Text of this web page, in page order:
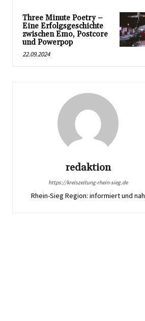
Three Minute Poetry –
Eine Erfolgsgeschichte
zwischen Emo, Postcore
und Powerpop
22.09.2024
redaktion
https://kreiszeitung-rhein-sieg.de
Rhein-Sieg Region: informiert und nah